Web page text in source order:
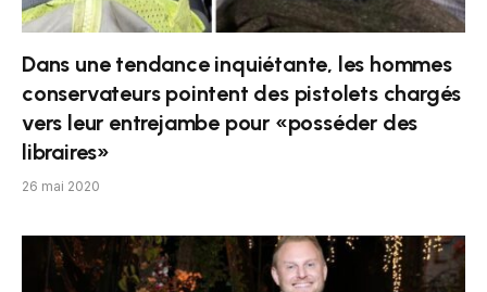
Dans une tendance inquiétante, les hommes
conservateurs pointent des pistolets chargés
vers leur entrejambe pour «posséder des
libraires»
26 mai 2020